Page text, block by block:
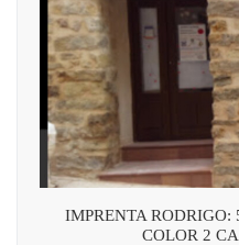
IMPRENTA RODRIGO:
COLOR 2